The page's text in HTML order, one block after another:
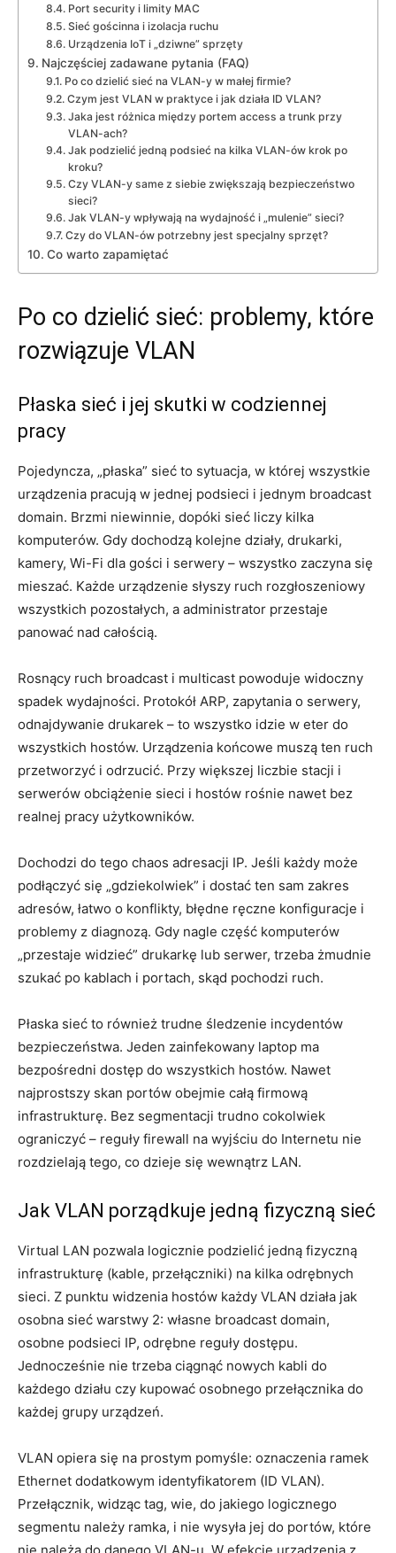
Port security i limity MAC
Sieć gościnna i izolacja ruchu
Urządzenia IoT i „dziwne” sprzęty
Najczęściej zadawane pytania (FAQ)
Po co dzielić sieć na VLAN-y w małej firmie?
Czym jest VLAN w praktyce i jak działa ID VLAN?
Jaka jest różnica między portem access a trunk przy
VLAN-ach?
Jak podzielić jedną podsieć na kilka VLAN-ów krok po
kroku?
Czy VLAN-y same z siebie zwiększają bezpieczeństwo
sieci?
Jak VLAN-y wpływają na wydajność i „mulenie” sieci?
Czy do VLAN-ów potrzebny jest specjalny sprzęt?
Co warto zapamiętać
Po co dzielić sieć: problemy, które
rozwiązuje VLAN
Płaska sieć i jej skutki w codziennej
pracy
Pojedyncza, „płaska” sieć to sytuacja, w której wszystkie
urządzenia pracują w jednej podsieci i jednym broadcast
domain. Brzmi niewinnie, dopóki sieć liczy kilka
komputerów. Gdy dochodzą kolejne działy, drukarki,
kamery, Wi-Fi dla gości i serwery – wszystko zaczyna się
mieszać. Każde urządzenie słyszy ruch rozgłoszeniowy
wszystkich pozostałych, a administrator przestaje
panować nad całością.
Rosnący ruch broadcast i multicast powoduje widoczny
spadek wydajności. Protokół ARP, zapytania o serwery,
odnajdywanie drukarek – to wszystko idzie w eter do
wszystkich hostów. Urządzenia końcowe muszą ten ruch
przetworzyć i odrzucić. Przy większej liczbie stacji i
serwerów obciążenie sieci i hostów rośnie nawet bez
realnej pracy użytkowników.
Dochodzi do tego chaos adresacji IP. Jeśli każdy może
podłączyć się „gdziekolwiek” i dostać ten sam zakres
adresów, łatwo o konflikty, błędne ręczne konfiguracje i
problemy z diagnozą. Gdy nagle część komputerów
„przestaje widzieć” drukarkę lub serwer, trzeba żmudnie
szukać po kablach i portach, skąd pochodzi ruch.
Płaska sieć to również trudne śledzenie incydentów
bezpieczeństwa. Jeden zainfekowany laptop ma
bezpośredni dostęp do wszystkich hostów. Nawet
najprostszy skan portów obejmie całą firmową
infrastrukturę. Bez segmentacji trudno cokolwiek
ograniczyć – reguły firewall na wyjściu do Internetu nie
rozdzielają tego, co dzieje się wewnątrz LAN.
Jak VLAN porządkuje jedną fizyczną sieć
Virtual LAN pozwala logicznie podzielić jedną fizyczną
infrastrukturę (kable, przełączniki) na kilka odrębnych
sieci. Z punktu widzenia hostów każdy VLAN działa jak
osobna sieć warstwy 2: własne broadcast domain,
osobne podsieci IP, odrębne reguły dostępu.
Jednocześnie nie trzeba ciągnąć nowych kabli do
każdego działu czy kupować osobnego przełącznika do
każdej grupy urządzeń.
VLAN opiera się na prostym pomyśle: oznaczenia ramek
Ethernet dodatkowym identyfikatorem (ID VLAN).
Przełącznik, widząc tag, wie, do jakiego logicznego
segmentu należy ramka, i nie wysyła jej do portów, które